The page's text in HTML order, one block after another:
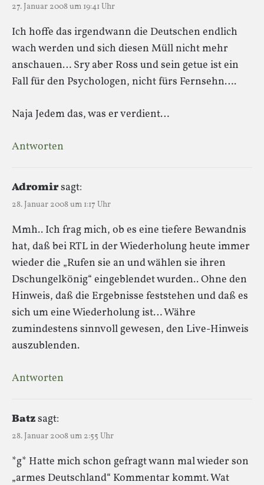
27. Januar 2008 um 19:41 Uhr
Ich hoffe das irgendwann die Deutschen endlich
wach werden und sich diesen Müll nicht mehr
anschauen… Sry aber Ross und sein getue ist ein
Fall für den Psychologen, nicht fürs Fernsehn….
Naja Jedem das, was er verdient…
Antworten
Adromirsagt:
28. Januar 2008 um 1:17 Uhr
Mmh.. Ich frag mich, ob es eine tiefere Bewandnis
hat, daß bei RTL in der Wiederholung heute immer
wieder die „Rufen sie an und wählen sie ihren
Dschungelkönig“ eingeblendet wurden.. Ohne den
Hinweis, daß die Ergebnisse feststehen und daß es
sich um eine Wiederholung ist… Währe
zumindestens sinnvoll gewesen, den Live-Hinweis
auszublenden.
Antworten
Batzsagt:
28. Januar 2008 um 2:55 Uhr
*g* Hatte mich schon gefragt wann mal wieder son
„armes Deutschland“ Kommentar kommt. Wat